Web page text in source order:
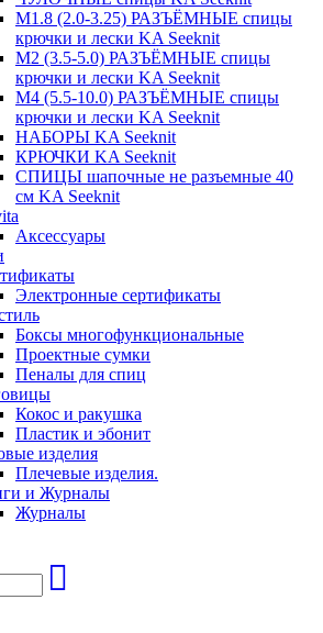
М1.8 (2.0-3.25) РАЗЪЁМНЫЕ спицы
крючки и лески KA Seeknit
М2 (3.5-5.0) РАЗЪЁМНЫЕ спицы
крючки и лески KA Seeknit
М4 (5.5-10.0) РАЗЪЁМНЫЕ спицы
крючки и лески KA Seeknit
НАБОРЫ KA Seeknit
КРЮЧКИ KA Seeknit
СПИЦЫ шапочные не разъемные 40
см KA Seeknit
Аксессуары
Электронные сертификаты
Боксы многофункциональные
Проектные сумки
Пеналы для спиц
Кокос и ракушка
Пластик и эбонит
изделия
Плечевые изделия.
и Журналы
Журналы